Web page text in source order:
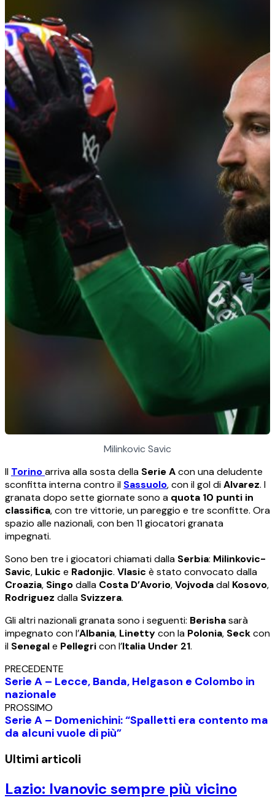
Milinkovic Savic
Il Torinoarriva alla sosta della Serie Acon una deludente
sconfitta interna contro il Sassuolo, con il gol diAlvarez. I
granata dopo sette giornate sono a quota 10 punti in
classifica, con tre vittorie, un pareggio e tre sconfitte. Ora
spazio alle nazionali, con ben 11 giocatori granata
impegnati.
Sono ben tre i giocatori chiamati dalla Serbia: Milinkovic-
Savic, Lukic e Radonjic. Vlasic è stato convocato dalla
Croazia, Singodalla Costa D’Avorio,Vojvodadal Kosovo,
Rodriguez dalla Svizzera.
Gli altri nazionali granata sono i seguenti: Berishasarà
impegnato con l’Albania, Linettycon la Polonia, Seckcon
il Senegale Pellegricon l’Italia Under 21.
PRECEDENTE
Serie A – Lecce, Banda, Helgason e Colombo in
nazionale
PROSSIMO
Serie A – Domenichini: “Spalletti era contento ma
da alcuni vuole di più”
Ultimi articoli
Lazio: Ivanovic sempre più vicino